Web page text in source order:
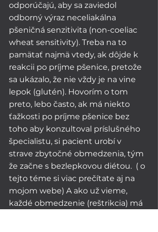
odporúčajú, aby sa zaviedol
odborný výraz neceliakálna
pšeničná senzitivita (non-coeliac
wheat sensitivity). Treba na to
pamätať najmä vtedy, ak dôjde k
reakcii po príjme pšenice, pretože
sa ukázalo, že nie vždy je na vine
lepok (glutén). Hovorím o tom
preto, lebo často, ak má niekto
ťažkosti po príjme pšenice bez
toho aby konzultoval príslušného
špecialistu, si pacient urobí v
strave zbytočné obmedzenia, tým
že začne s bezlepkovou diétou.  ( o
tejto téme si viac prečítate aj na
mojom webe) A ako už vieme,
každé obmedzenie (reštrikcia) má